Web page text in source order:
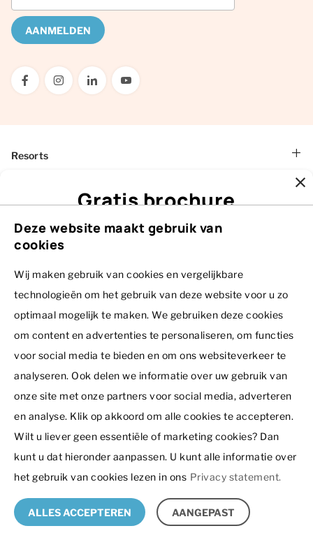
Gratis brochure
ontvangen?
Voornaam
Achternaam *
E-mailadres *
Telefoonnummer *
VRAAG NU UW BROCHURE AAN!
AANMELDEN
Resorts
Dormio Residence Costa Blanca
Dormio Resort Berck-sur-Mer
Dormio Resort Costa Blanca Beach & Spa
Dormio Resort De Hondsrug
Dormio Resort Eifeler Tor
Dormio Resort Les Portes Du Grand Massif - Flaine
Dormio Resort Maastricht
Dormio Water Resort Medemblik
Dormio Resort Nieuwvliet-Bad
Dormio Strand Resort Nieuwvliet-Bad
PODS Resort Curaçao by Dormio
Seefeld Village
Projecten in ontwikkeling
Testimonials
Hoe werkt het?
Bezichtigingen
Agenda
Dormio Group
Dormio Resorts & Hotels
Dormio Investments
Dormio Leisure Development
Summio Parcs
Boiten Ingenieurs
Recreatie Architectuur
Vacatures
Contact
Ir. J.P. van Muijlwijkstraat 7
6828 BP Arnhem
Nederland
+31 26 353 77 02
verkoop@dormio.eu
Vrijblijvende zoekopdracht
Disclaimer
Deze website maakt gebruik van
cookies
Wij maken gebruik van cookies en vergelijkbare
technologieën om het gebruik van deze website voor u zo
optimaal mogelijk te maken. We gebruiken deze cookies
om content en advertenties te personaliseren, om functies
voor social media te bieden en om ons websiteverkeer te
analyseren. Ook delen we informatie over uw gebruik van
onze site met onze partners voor social media, adverteren
en analyse. Klik op akkoord om alle cookies te accepteren.
Wilt u liever geen essentiële of marketing cookies? Dan
kunt u dat hieronder aanpassen. U kunt alle informatie over
het gebruik van cookies lezen in ons Privacy statement.
ALLES ACCEPTEREN AANGEPAST